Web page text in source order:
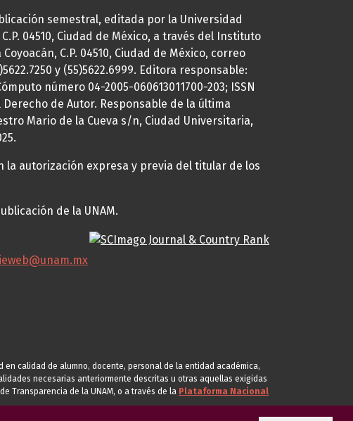
semestral, editada por la Universidad
04510, Ciudad de México, a través del Instituto
C.P. 04510, Ciudad de México, correo
y (55)5622.6999. Editora responsable:
número 04-2005-060613011700-203; ISSN
de Autor. Responsable de la última
Mario de la Cueva s/n, Ciudad Universitaria,
autorización expresa y previa del titular de los
de la UNAM.
calidad de alumno, docente, personal de la entidad académica,
necesarias anteriormente descritas u otras aquellas exigidas
Transparencia de la UNAM, o a través de la Plataforma Nacional